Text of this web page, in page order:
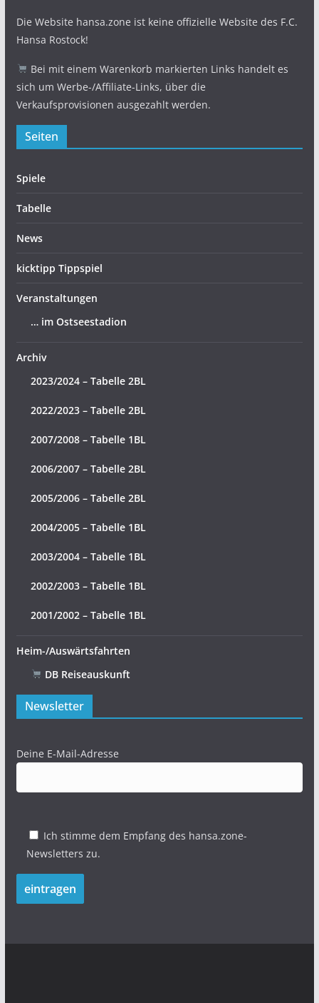
Die Website hansa.zone ist keine offizielle Website des F.C.
Hansa Rostock!
Bei mit einem Warenkorb markierten Links handelt es
sich um Werbe-/Affiliate-Links, über die
Verkaufsprovisionen ausgezahlt werden.
Seiten
Spiele
Tabelle
News
kicktipp Tippspiel
Veranstaltungen
… im Ostseestadion
Archiv
2023/2024 – Tabelle 2BL
2022/2023 – Tabelle 2BL
2007/2008 – Tabelle 1BL
2006/2007 – Tabelle 2BL
2005/2006 – Tabelle 2BL
2004/2005 – Tabelle 1BL
2003/2004 – Tabelle 1BL
2002/2003 – Tabelle 1BL
2001/2002 – Tabelle 1BL
Heim-/Auswärtsfahrten
DB Reiseauskunft
Newsletter
Deine E-Mail-Adresse
Ich stimme dem Empfang des hansa.zone-
Newsletters zu.